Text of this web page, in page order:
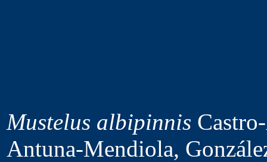
Mustelus albipinnis
Antuna-Mendiola,